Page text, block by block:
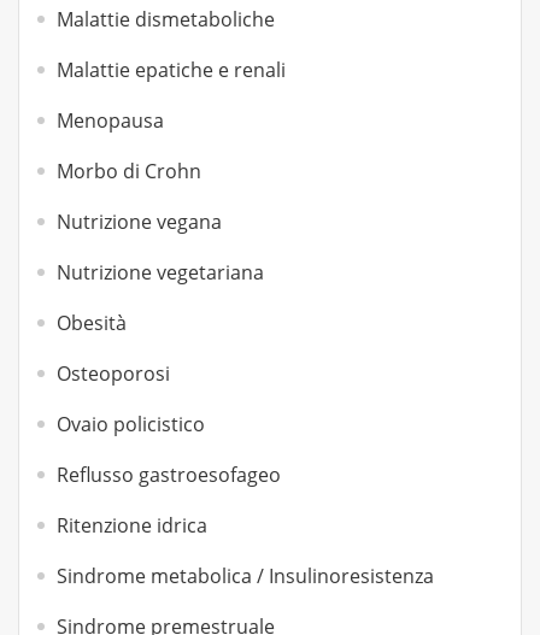
Malattie dismetaboliche
Malattie epatiche e renali
Menopausa
Morbo di Crohn
Nutrizione vegana
Nutrizione vegetariana
Obesità
Osteoporosi
Ovaio policistico
Reflusso gastroesofageo
Ritenzione idrica
Sindrome metabolica / Insulinoresistenza
Sindrome premestruale